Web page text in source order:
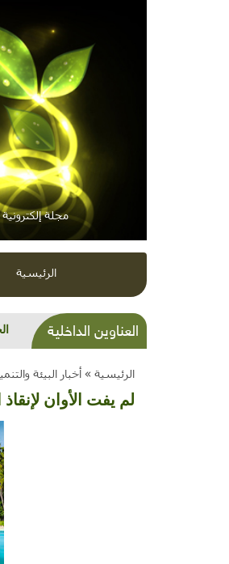
مجلة
الرئيسية
العناوين الداخلية
الرئيسية » أخبار البيئة
لم يفت الأوان